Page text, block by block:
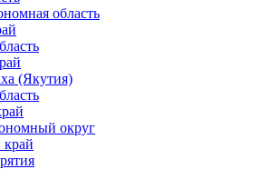
область
(Якутия)
округ
край